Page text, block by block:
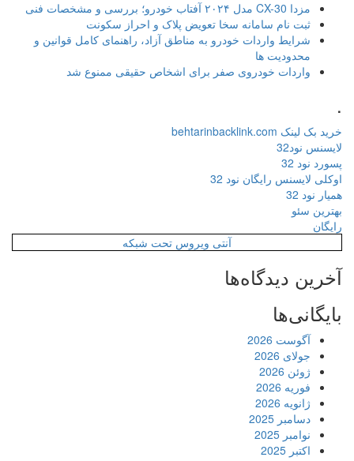
مزدا CX-30 مدل ۲۰۲۴ آفتاب خودرو؛ بررسی و مشخصات فنی
ثبت نام سامانه سخا تعویض پلاک و احراز سکونت
شرایط واردات خودرو به مناطق آزاد، راهنمای کامل قوانین و
محدودیت ها
واردات خودروی صفر برای اشخاص حقیقی ممنوع شد
خرید بک لینک behtarinbacklink.com
لایسنس نود32
پسورد نود 32
اوکلی لایسنس رایگان نود 32
همیار نود 32
بهترین سئو
رایگان
آنتی ویروس تحت شبکه
آخرین دیدگاه‌ها
بایگانی‌ها
آگوست 2026
جولای 2026
ژوئن 2026
فوریه 2026
ژانویه 2026
دسامبر 2025
نوامبر 2025
اکتبر 2025